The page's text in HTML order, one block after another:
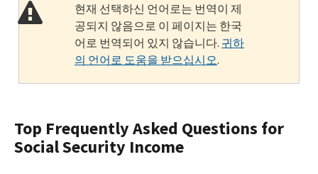
현재 선택하신 언어로는 번역이 제
공되지 않음으로 이 페이지는 한국
어로 번역되어 있지 않습니다. 귀하
의 언어로 도움을 받으십시오.
Top Frequently Asked Questions for
Social Security Income